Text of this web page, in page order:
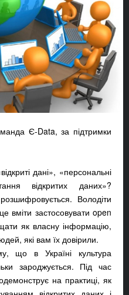
Є-Data, за підтримки
дані», «персональні
відкритих даних»?
Володіти
вміти застосовувати open
як власну інформацію,
які вам їх довірили.
що в Україні культура
зароджується. Під час
на практиці, як